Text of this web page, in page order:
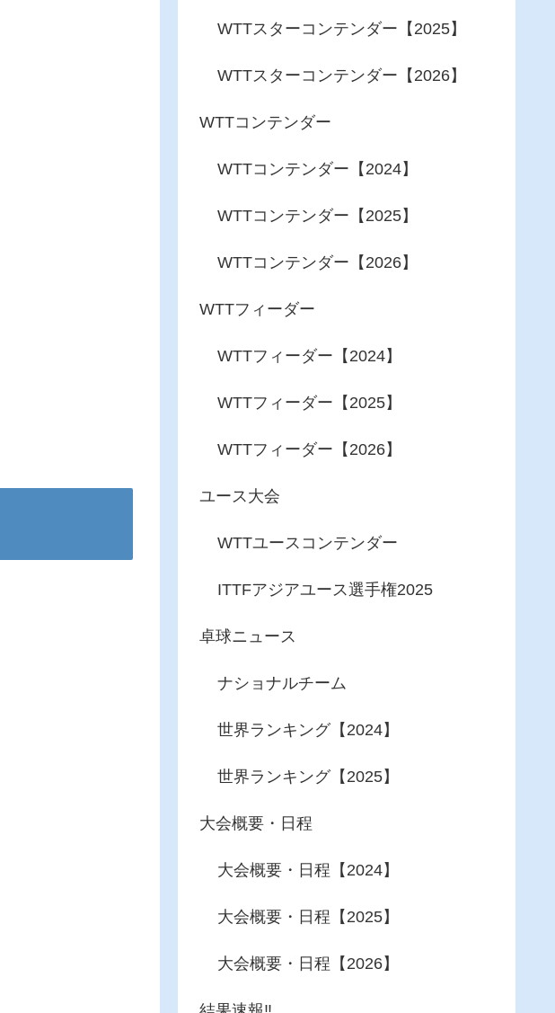
WTTスターコンテンダー【2025】
WTTスターコンテンダー【2026】
WTTコンテンダー
WTTコンテンダー【2024】
WTTコンテンダー【2025】
WTTコンテンダー【2026】
WTTフィーダー
WTTフィーダー【2024】
WTTフィーダー【2025】
WTTフィーダー【2026】
ユース大会
WTTユースコンテンダー
ITTFアジアユース選手権2025
卓球ニュース
ナショナルチーム
世界ランキング【2024】
世界ランキング【2025】
大会概要・日程
大会概要・日程【2024】
大会概要・日程【2025】
大会概要・日程【2026】